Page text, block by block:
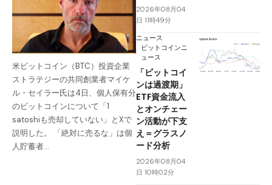
米ビットコイン（BTC）投資企業
ストラテジーの共同創業者マイケ
ル・セイラー氏は4日、個人保有分
のビットコインについて「1
satoshiも売却していない」とXで
説明した。 「絶対に売るな」は個
人貯蓄者…
2026年08月04
日 11時49分
ニュース
ビットコインニ
ュース
「ビットコイ
ンは過渡期」
ETF資金流入
とオンチェー
ン活動が下支
え＝グラスノ
ード分析
2026年08月04
日 10時02分